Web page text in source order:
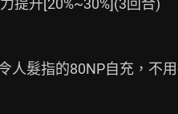
人髮指的80NP自充，不